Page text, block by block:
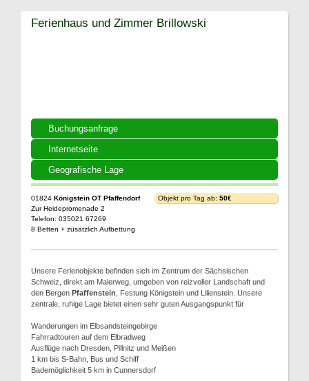
Buchungsanfrage
Internetseite
Geografische Lage
Ferienhaus und Zimmer Brillowski
01824 Königstein OT Pfaffendorf
Zur Heidepromenade 2
Telefon: 035021 67269
8 Betten + zusätzlich Aufbettung
Objekt pro Tag ab: 50€
Unsere Ferienobjekte befinden sich im Zentrum der Sächsischen
Schweiz, direkt am Malerweg, umgeben von reizvoller Landschaft und
den Bergen Pfaffenstein , Festung Königstein und Lilienstein. Unsere
zentrale, ruhige Lage bietet einen sehr guten Ausgangspunkt für
Wanderungen im Elbsandsteingebirge
Fahrradtouren auf dem Elbradweg
Ausflüge nach Dresden, Pillnitz und Meißen
1 km bis S-Bahn, Bus und Schiff
Bademöglichkeit 5 km in Cunnersdorf